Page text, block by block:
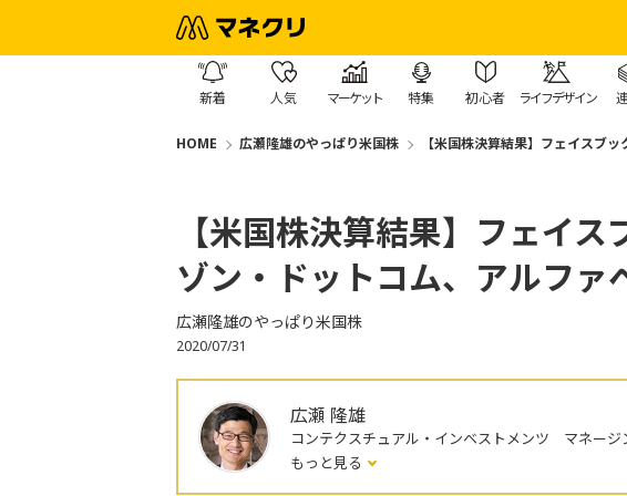
新着 人気 マーケット 特集 初心者 ライフデザイン
HOME 広瀬隆雄のやっぱり米国株 【米国株決算結果】フェイスブ
【米国株決算結果】フェイ
ゾン・ドットコム、アルファ
広瀬隆雄のやっぱり米国株
2020/07/31
広瀬 隆雄
コンテクスチュアル・インベストメンツ マネージ
もっと見る